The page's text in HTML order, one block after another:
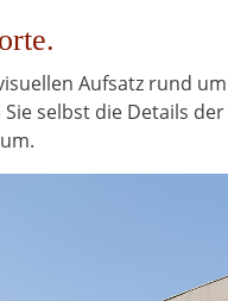
Aufsatz rund
selbst die Details